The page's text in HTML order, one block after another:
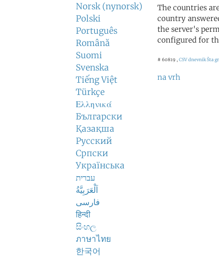
Norsk (nynorsk)
Polski
Português
Română
Suomi
Svenska
Tiếng Việt
Türkçe
Ελληνικά
Български
Қазақша
Русский
Српски
Українська
עברית
اَلْعَرَبِيَّةُ
فارسی
हिन्दी
සිංහල
ภาษาไทย
한국어
The countries
country
the server's
configured for
# 60819 , CSV dnevnikŠta
na vrh